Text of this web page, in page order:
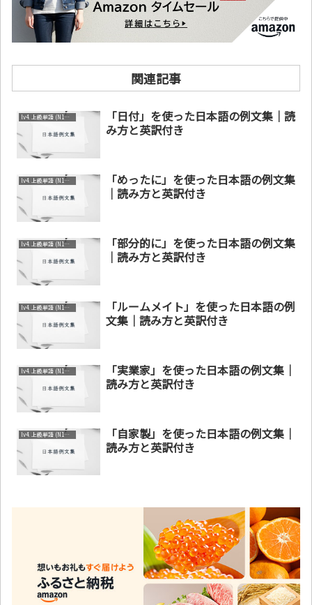
関連記事
lv4. 上級単語 (N1～N2)
「日付」を使った日本語の例文集｜読
み方と英訳付き
lv4. 上級単語 (N1～N2)
「めったに」を使った日本語の例文集
｜読み方と英訳付き
lv4. 上級単語 (N1～N2)
「部分的に」を使った日本語の例文集
｜読み方と英訳付き
lv4. 上級単語 (N1～N2)
「ルームメイト」を使った日本語の例
文集｜読み方と英訳付き
lv4. 上級単語 (N1～N2)
「実業家」を使った日本語の例文集｜
読み方と英訳付き
lv4. 上級単語 (N1～N2)
「自家製」を使った日本語の例文集｜
読み方と英訳付き